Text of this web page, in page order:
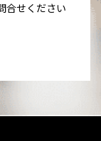
合せください